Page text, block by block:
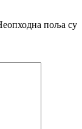
поља су